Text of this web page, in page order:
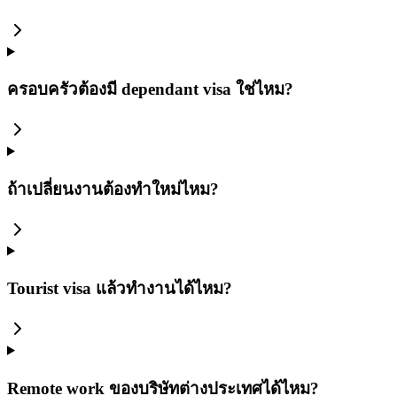
ครอบครัวต้องมี dependant visa ใช่ไหม?
ถ้าเปลี่ยนงานต้องทำใหม่ไหม?
Tourist visa แล้วทำงานได้ไหม?
Remote work ของบริษัทต่างประเทศได้ไหม?